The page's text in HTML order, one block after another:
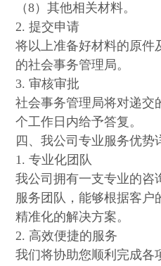
（8）其他相关材料。
2. 提交申请
将以上准备好材料的原件
的社会事务管理局。
3. 审核审批
社会事务管理局将对递交
个工作日内给予答复。
四、我公司专业服务优势
1. 专业化团队
我公司拥有一支专业的咨
服务团队，能够根据客户
精准化的解决方案。
2. 高效便捷的服务
我们将协助您顺利完成各